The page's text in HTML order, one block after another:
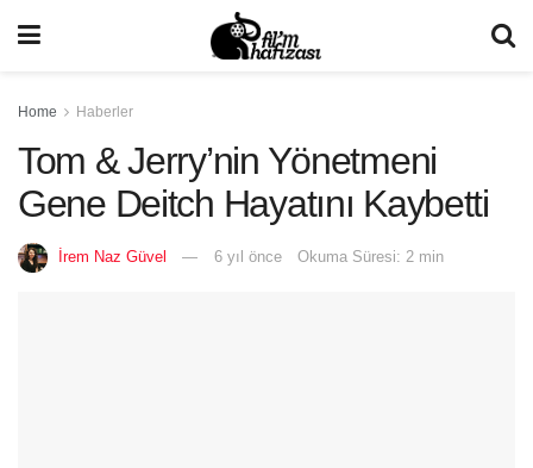
Home Haberler
Tom & Jerry’nin Yönetmeni
Gene Deitch Hayatını Kaybetti
İrem Naz Güvel 6 yıl önce Okuma Süresi: 2 min